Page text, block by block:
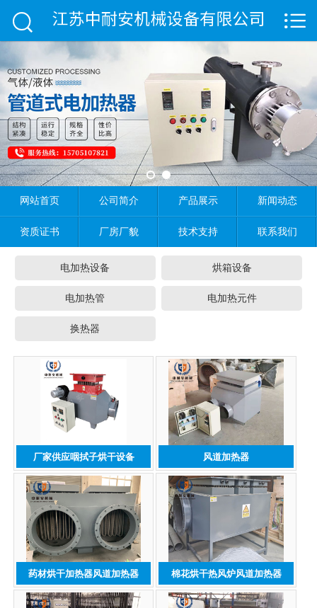
 首页
公司简介
产品展示
新闻动态
资质证书
厂房厂貌
技术支持
联系我们


网站首页 公司简介 产品展示 新闻动态
资质证书 厂房厂貌 技术支持 联系我们
电加热设备 烘箱设备
电加热管 电加热元件
换热器
厂家供应咽拭子烘干设备 风道加热器
药材烘干加热器风道加热器 棉花烘干热风炉风道加热器